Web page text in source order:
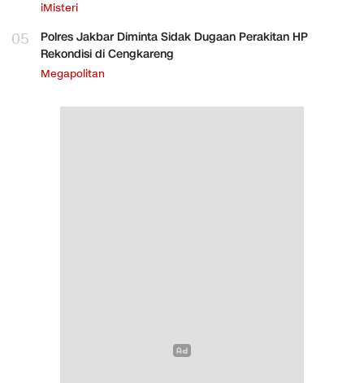
iMisteri
05
Polres Jakbar Diminta Sidak Dugaan Perakitan HP
Rekondisi di Cengkareng
Megapolitan